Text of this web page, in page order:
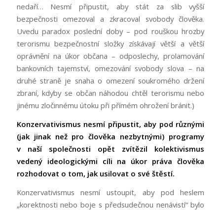
nedaří… Nesmí připustit, aby stát za slib vyšší
bezpečnosti omezoval a zkracoval svobody člověka.
Uvedu paradox poslední doby – pod rouškou hrozby
terorismu bezpečnostní složky získávají větší a větší
oprávnění na úkor občana – odposlechy, prolamování
bankovních tajemství, omezování svobody slova – na
druhé straně je snaha o omezení soukromého držení
zbraní, kdyby se občan náhodou chtěl terorismu nebo
jinému zločinnému útoku při přímém ohrožení bránit.)
Konzervativismus nesmí připustit, aby pod různými
(jak jinak než pro člověka nezbytnými) programy
v naší společnosti opět zvítězil kolektivismus
vedený ideologickými cíli na úkor práva člověka
rozhodovat o tom, jak usilovat o své štěstí.
Konzervativismus nesmí ustoupit, aby pod heslem
„korektnosti nebo boje s předsudečnou nenávistí“ bylo